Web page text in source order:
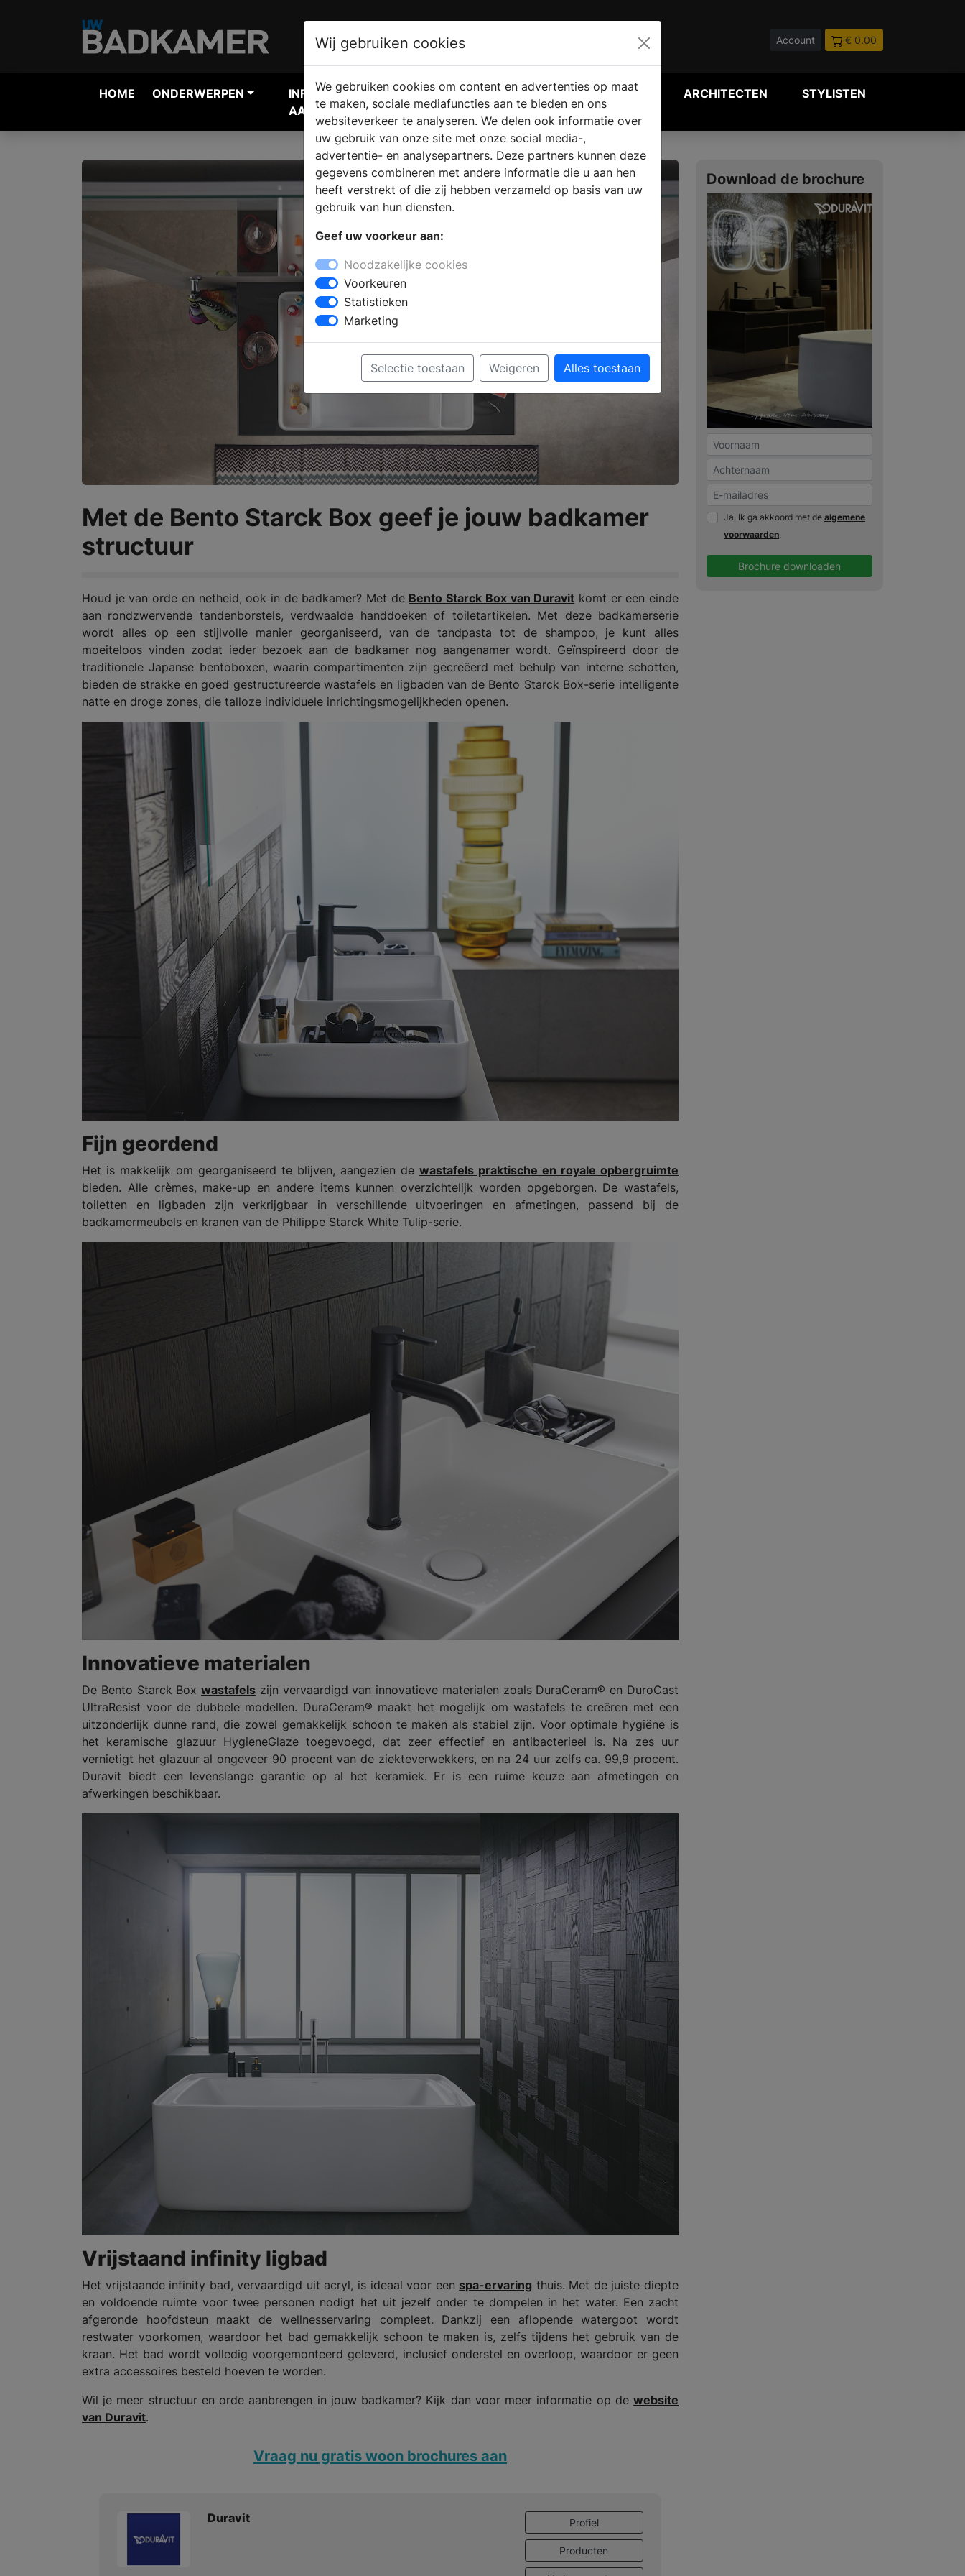
Account € 0.00
HOME ONDERWERPEN
INFORMATIE
AANVRAGEN
VERKOOPLOCATIE
VINDEN
WEBSHOP ARCHITECTEN STYLISTEN
Met de Bento Starck Box geef je jouw badkamer
structuur
Houd je van orde en netheid, ook in de badkamer? Met de Bento Starck Box van Duravit komt er een einde
aan rondzwervende tandenborstels, verdwaalde handdoeken of toiletartikelen. Met deze badkamerserie
wordt alles op een stijlvolle manier georganiseerd, van de tandpasta tot de shampoo, je kunt alles
moeiteloos vinden zodat ieder bezoek aan de badkamer nog aangenamer wordt. Geïnspireerd door de
traditionele Japanse bentoboxen, waarin compartimenten zijn gecreëerd met behulp van interne schotten,
bieden de strakke en goed gestructureerde wastafels en ligbaden van de Bento Starck Box-serie intelligente
natte en droge zones, die talloze individuele inrichtingsmogelijkheden openen.
Fijn geordend
Het is makkelijk om georganiseerd te blijven, aangezien de wastafels praktische en royale opbergruimte
bieden. Alle crèmes, make-up en andere items kunnen overzichtelijk worden opgeborgen. De wastafels,
toiletten en ligbaden zijn verkrijgbaar in verschillende uitvoeringen en afmetingen, passend bij de
badkamermeubels en kranen van de Philippe Starck White Tulip-serie.
Innovatieve materialen
De Bento Starck Boxwastafels zijn vervaardigd van innovatieve materialen zoals DuraCeram® en DuroCast
UltraResist voor de dubbele modellen. DuraCeram® maakt het mogelijk om wastafels te creëren met een
uitzonderlijk dunne rand, die zowel gemakkelijk schoon te maken als stabiel zijn. Voor optimale hygiëne is
het keramische glazuur HygieneGlaze toegevoegd, dat zeer effectief en antibacterieel is. Na zes uur
vernietigt het glazuur al ongeveer 90 procent van de ziekteverwekkers, en na 24 uur zelfs ca. 99,9 procent.
Duravit biedt een levenslange garantie op al het keramiek. Er is een ruime keuze aan afmetingen en
afwerkingen beschikbaar.
Vrijstaand infinity ligbad
Het vrijstaande infinity bad, vervaardigd uit acryl, is ideaal voor een spa-ervaring thuis. Met de juiste diepte
en voldoende ruimte voor twee personen nodigt het uit jezelf onder te dompelen in het water. Een zacht
afgeronde hoofdsteun maakt de wellnesservaring compleet. Dankzij een aflopende watergoot wordt
restwater voorkomen, waardoor het bad gemakkelijk schoon te maken is, zelfs tijdens het gebruik van de
kraan. Het bad wordt volledig voorgemonteerd geleverd, inclusief onderstel en overloop, waardoor er geen
extra accessoires besteld hoeven te worden.
Wil je meer structuur en orde aanbrengen in jouw badkamer? Kijk dan voor meer informatie op de website
van Duravit.
Vraag nu gratis woon brochures aan
Duravit Profiel
Producten
Download de brochure
Ja, Ik ga akkoord met de algemene
voorwaarden.
Brochure downloaden
Wij gebruiken cookies
We gebruiken cookies om content en advertenties op maat
te maken, sociale mediafuncties aan te bieden en ons
websiteverkeer te analyseren. We delen ook informatie over
uw gebruik van onze site met onze social media-,
advertentie- en analysepartners. Deze partners kunnen deze
gegevens combineren met andere informatie die u aan hen
heeft verstrekt of die zij hebben verzameld op basis van uw
gebruik van hun diensten.
Geef uw voorkeur aan:
Noodzakelijke cookies
Voorkeuren
Statistieken
Marketing
Selectie toestaan Weigeren Alles toestaan